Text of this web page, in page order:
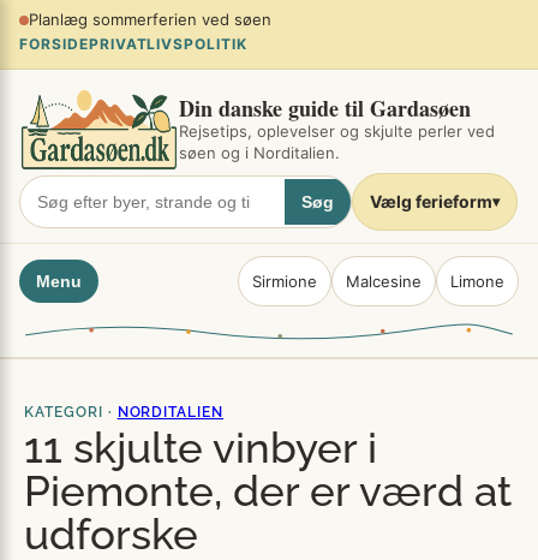
Spring
indhold
Planlæg sommerferien ved søen
FORSIDEPRIVATLIVSPOLITIK
Din danske guide til Gardasøen
Rejsetips, oplevelser og skjulte perler ved
søen og i Norditalien.
Søg Vælg ferieform▾
Menu Sirmione Malcesine Limone
KATEGORI · NORDITALIEN
11 skjulte vinbyer i
Piemonte, der er værd at
udforske